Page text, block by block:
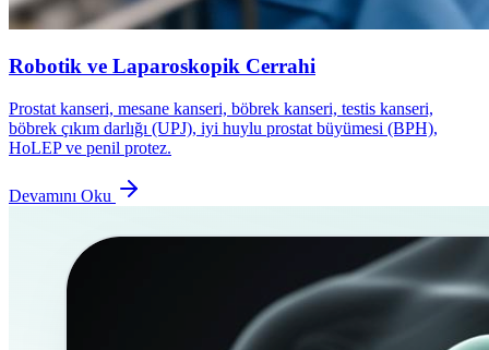
Robotik ve Laparoskopik Cerrahi
Prostat kanseri, mesane kanseri, böbrek kanseri, testis kanseri,
böbrek çıkım darlığı (UPJ), iyi huylu prostat büyümesi (BPH),
HoLEP ve penil protez.
Devamını Oku